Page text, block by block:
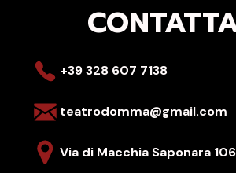
+39 328 607 7138
teatrodomma@gmail.com
Via di Macchia Saponara